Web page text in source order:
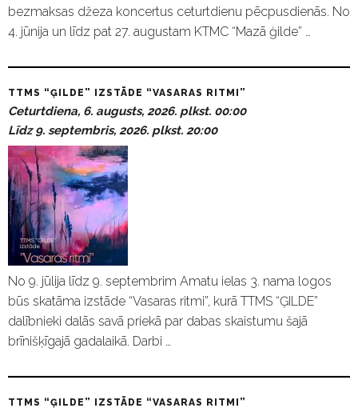
bezmaksas džeza koncertus ceturtdienu pēcpusdienās. No
4. jūnija un līdz pat 27. augustam KTMC “Mazā ģilde” …
TTMS “ĢILDE” IZSTĀDE “VASARAS RITMI”
Ceturtdiena, 6. augusts, 2026. plkst. 00:00
Līdz 9. septembris, 2026. plkst. 20:00
No 9. jūlija līdz 9. septembrim Amatu ielas 3. nama logos
būs skatāma izstāde “Vasaras ritmi”, kurā TTMS “ĢILDE”
dalībnieki dalās savā priekā par dabas skaistumu šajā
brīnišķīgajā gadalaikā. Darbi …
TTMS “ĢILDE” IZSTĀDE “VASARAS RITMI”